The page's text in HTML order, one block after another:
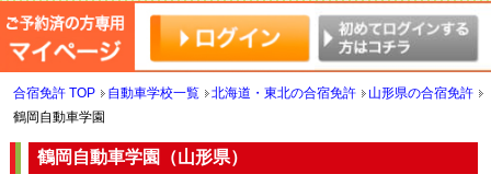
合宿免許 TOP 自動車学校一覧 北海道・東北の合宿免許
山形県の合宿免許
鶴岡自動車学園
鶴岡自動車学園（山形県）